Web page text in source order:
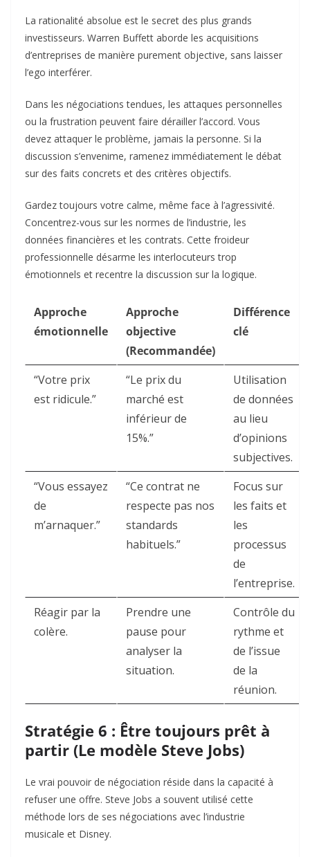
La rationalité absolue est le secret des plus grands
investisseurs. Warren Buffett aborde les acquisitions
d’entreprises de manière purement objective, sans laisser
l’ego interférer.
Dans les négociations tendues, les attaques personnelles
ou la frustration peuvent faire dérailler l’accord. Vous
devez attaquer le problème, jamais la personne. Si la
discussion s’envenime, ramenez immédiatement le débat
sur des faits concrets et des critères objectifs.
Gardez toujours votre calme, même face à l’agressivité.
Concentrez-vous sur les normes de l’industrie, les
données financières et les contrats. Cette froideur
professionnelle désarme les interlocuteurs trop
émotionnels et recentre la discussion sur la logique.
Approche
émotionnelle
Approche
objective
(Recommandée)
Différence
clé
“Votre prix
est ridicule.”
“Le prix du
marché est
inférieur de
15%.”
Utilisation
de données
au lieu
d’opinions
subjectives.
“Vous essayez
de
m’arnaquer.”
“Ce contrat ne
respecte pas nos
standards
habituels.”
Focus sur
les faits et
les
processus
de
l’entreprise.
Réagir par la
colère.
Prendre une
pause pour
analyser la
situation.
Contrôle du
rythme et
de l’issue
de la
réunion.
Stratégie 6 : Être toujours prêt à
partir (Le modèle Steve Jobs)
Le vrai pouvoir de négociation réside dans la capacité à
refuser une offre. Steve Jobs a souvent utilisé cette
méthode lors de ses négociations avec l’industrie
musicale et Disney.